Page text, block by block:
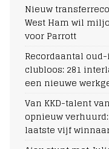
Nieuw
West Ham wil
voor Parrott
Recordaantal
clubloos: 281
een nieuwe
Van KKD-talent
opnieuw
laatste vijf